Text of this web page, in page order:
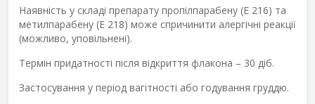
Наявність у складі препарату пропілпарабену (Е 216) та
метилпарабену (Е 218) може спричинити алергічні реакції
(можливо, уповільнені).
Термін придатності після відкриття флакона – 30 діб.
Застосування у період вагітності або годування груддю.